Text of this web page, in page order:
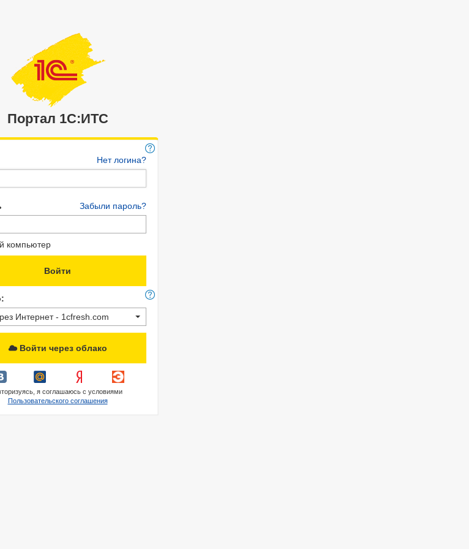
Портал 1C:ИТС
Нет логина?
Забыли пароль?
компьютер
Интернет - 1cfresh.com
Войти через облако
я соглашаюсь с условиями
Пользовательского соглашения